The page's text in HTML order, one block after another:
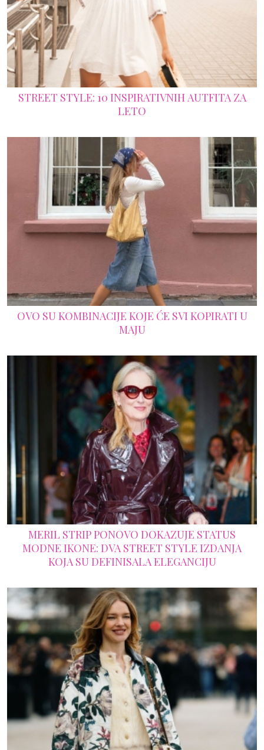
STREET STYLE: 10 INSPIRATIVNIH AUTFITA ZA
LETO
OVO SU KOMBINACIJE KOJE ĆE SVI KOPIRATI U
MAJU
MERIL STRIP PONOVO DOKAZUJE STATUS
MODNE IKONE: DVA STREET STYLE IZDANJA
KOJA SU DEFINISALA ELEGANCIJU